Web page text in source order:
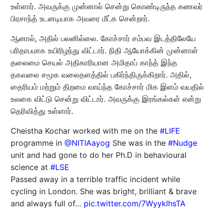
உள்ளார். அவருக்கு முன்னால் சென்று கொண்டிருந்த கணவர்
பிரசாந்த் உடனடியாக அவரை மீட்க சென்றார்.
ஆனால், அதில் பலனில்லை. கோச்சார் சம்பவ இடத்திலேயே
பரிதாபமாக உயிரிழந்து விட்டார். நிதி ஆயோக்கின் முன்னாள்
தலைமை செயல் அதிகாரியான அமிதாப் காந்த் இந்த
தகவலை சமூக வலைதளத்தில் பகிர்ந்திருக்கிறார். அதில்,
தைரியம் மற்றும் திறமை வாய்ந்த கோச்சார் மிக இளம் வயதில்
உலகை விட்டு சென்று விட்டார். அவருக்கு இரங்கல்கள் என்று
தெரிவித்து உள்ளார்.
Cheistha Kochar worked with me on the #LIFE
programme in @NITIAayog She was in the #Nudge
unit and had gone to do her Ph.D in behavioural
science at #LSE
Passed away in a terrible traffic incident while
cycling in London. She was bright, brilliant & brave
and always full of… pic.twitter.com/7WyyklhsTA